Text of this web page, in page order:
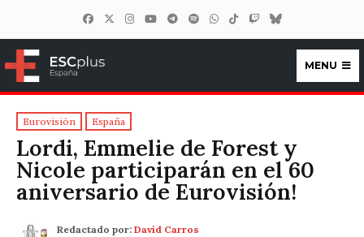
ESCplus España
MENU
Eurovisión España
Lordi, Emmelie de Forest y
Nicole participarán en el 60
aniversario de Eurovisión!
Redactado por: David Carros